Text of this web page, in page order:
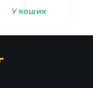
У кошик